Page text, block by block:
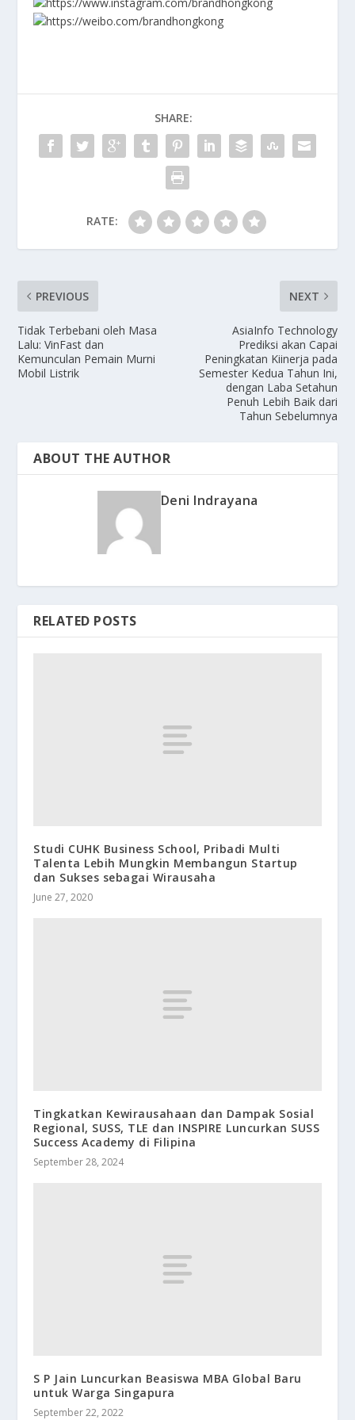
https://www.instagram.com/brandhongkong
https://weibo.com/brandhongkong
SHARE:
RATE:
PREVIOUS
Tidak Terbebani oleh Masa
Lalu: VinFast dan
Kemunculan Pemain Murni
Mobil Listrik
NEXT
AsiaInfo Technology
Prediksi akan Capai
Peningkatan Kiinerja pada
Semester Kedua Tahun Ini,
dengan Laba Setahun
Penuh Lebih Baik dari
Tahun Sebelumnya
ABOUT THE AUTHOR
Deni Indrayana
RELATED POSTS
Studi CUHK Business School, Pribadi Multi
Talenta Lebih Mungkin Membangun Startup
dan Sukses sebagai Wirausaha
June 27, 2020
Tingkatkan Kewirausahaan dan Dampak Sosial
Regional, SUSS, TLE dan INSPIRE Luncurkan SUSS
Success Academy di Filipina
September 28, 2024
S P Jain Luncurkan Beasiswa MBA Global Baru
untuk Warga Singapura
September 22, 2022